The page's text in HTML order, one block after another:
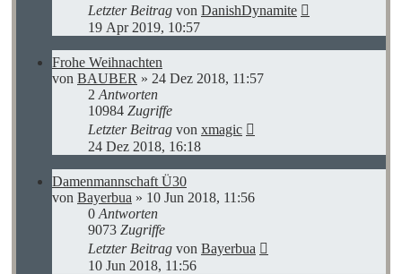
Letzter Beitrag von DanishDynamite
19 Apr 2019, 10:57
Frohe Weihnachten
von BAUBER » 24 Dez 2018, 11:57
2 Antworten
10984 Zugriffe
Letzter Beitrag von xmagic
24 Dez 2018, 16:18
Damenmannschaft Ü30
von Bayerbua » 10 Jun 2018, 11:56
0 Antworten
9073 Zugriffe
Letzter Beitrag von Bayerbua
10 Jun 2018, 11:56